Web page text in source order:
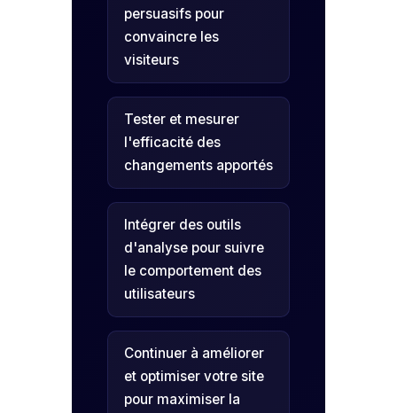
persuasifs pour
convaincre les
visiteurs
Tester et mesurer
l'efficacité des
changements apportés
Intégrer des outils
d'analyse pour suivre
le comportement des
utilisateurs
Continuer à améliorer
et optimiser votre site
pour maximiser la